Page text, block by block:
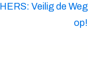
HERS: Veilig de Weg
op!